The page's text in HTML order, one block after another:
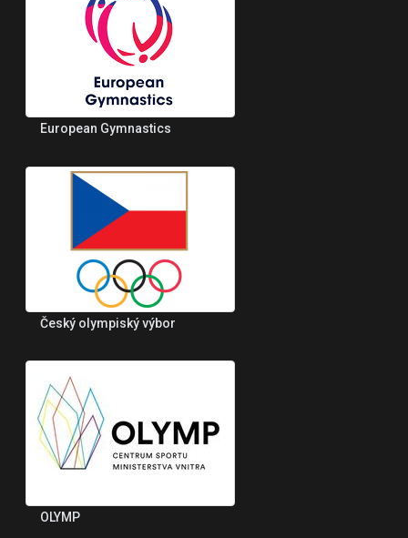
European Gymnastics
Český olympiský výbor
OLYMP